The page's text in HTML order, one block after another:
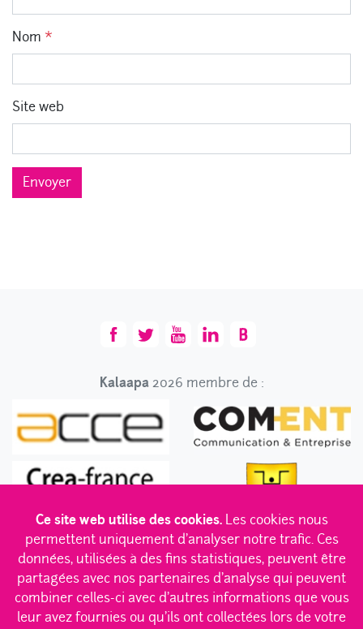
Nom *
Site web
Envoyer
Kalaapa2026 membre de :
Des convictions en béton | Des K dans l’équipe |
Ce site web utilise des cookies.Les cookies nous
permettent uniquement d'analyser notre trafic. Ces
données, utilisées à des fins statistiques, peuvent être
partagées avec nos partenaires d'analyse qui peuvent
combiner celles-ci avec d'autres informations que vous
leur avez fournies ou qu'ils ont collectées lors de votre